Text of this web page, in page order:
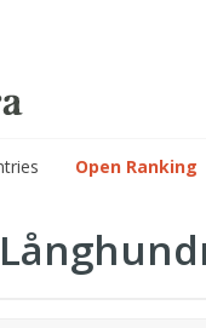
Open Ranking